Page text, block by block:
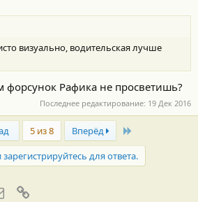
визуально, водительская лучше
форсунок Рафика не просветишь?
Последнее редактирование: 19 Дек 2016
5 из 8 Вперёд
для ответа.
Электронная почта